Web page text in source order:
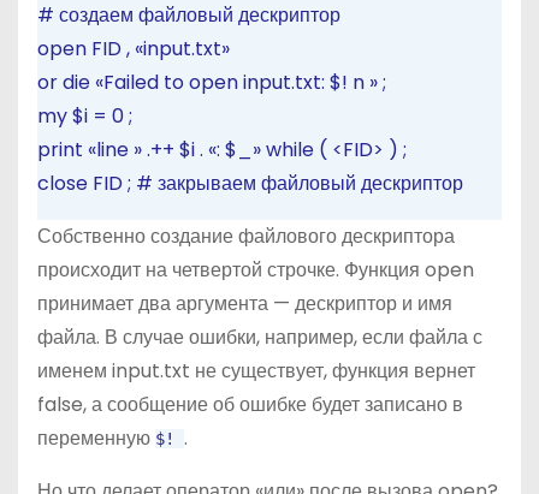
# создаем файловый дескриптор
open FID , «input.txt»
ordie «Failed to open input.txt: $! n »;
my$i = 0;
print «line ».++ $i. «: $_»while ( <FID> ) ;
close FID ; # закрываем файловый дескриптор
Собственно создание файлового дескриптора
происходит на четвертой строчке. Функция open
принимает два аргумента — дескриптор и имя
файла. В случае ошибки, например, если файла с
именем input.txt не существует, функция вернет
false, а сообщение об ошибке будет записано в
переменную $! .